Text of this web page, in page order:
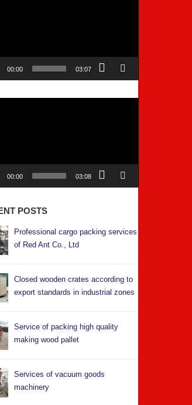
00:00 03:07
00:00 03:08
POSTS
Professional cargo packing services
of Red Ant Co., Ltd
Closed wooden crates according to
export standards in industrial zones
Service of packing high quality
making wood pallet
Services of vacuum goods
machinery